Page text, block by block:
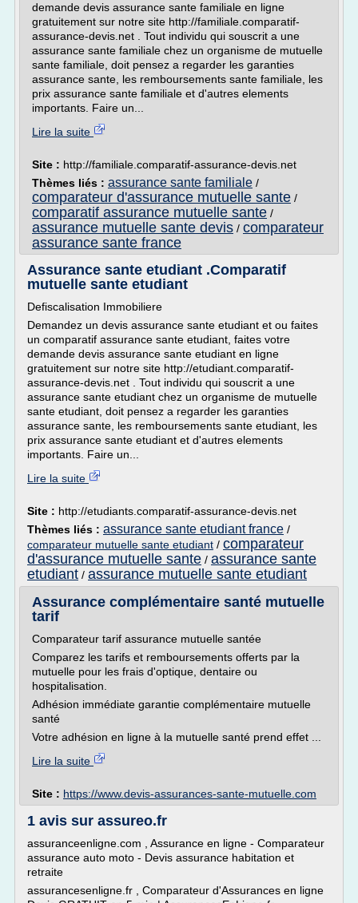
demande devis assurance sante familiale en ligne
gratuitement sur notre site http://familiale.comparatif-
assurance-devis.net . Tout individu qui souscrit a une
assurance sante familiale chez un organisme de mutuelle
sante familiale, doit pensez a regarder les garanties
assurance sante, les remboursements sante familiale, les
prix assurance sante familiale et d'autres elements
importants. Faire un...
Lire la suite
Site : http://familiale.comparatif-assurance-devis.net
Thèmes liés : assurance sante familiale /
comparateur d'assurance mutuelle sante /
comparatif assurance mutuelle sante /
assurance mutuelle sante devis / comparateur
assurance sante france
Assurance sante etudiant .Comparatif
mutuelle sante etudiant
Defiscalisation Immobiliere
Demandez un devis assurance sante etudiant et ou faites
un comparatif assurance sante etudiant, faites votre
demande devis assurance sante etudiant en ligne
gratuitement sur notre site http://etudiant.comparatif-
assurance-devis.net . Tout individu qui souscrit a une
assurance sante etudiant chez un organisme de mutuelle
sante etudiant, doit pensez a regarder les garanties
assurance sante, les remboursements sante etudiant, les
prix assurance sante etudiant et d'autres elements
importants. Faire un...
Lire la suite
Site : http://etudiants.comparatif-assurance-devis.net
Thèmes liés : assurance sante etudiant france /
comparateur mutuelle sante etudiant / comparateur
d'assurance mutuelle sante / assurance sante
etudiant / assurance mutuelle sante etudiant
Assurance complémentaire santé mutuelle
tarif
Comparateur tarif assurance mutuelle santée
Comparez les tarifs et remboursements offerts par la
mutuelle pour les frais d'optique, dentaire ou
hospitalisation.
Adhésion immédiate garantie complémentaire mutuelle
santé
Votre adhésion en ligne à la mutuelle santé prend effet ...
Lire la suite
Site : https://www.devis-assurances-sante-mutuelle.com
1 avis sur assureo.fr
assuranceenligne.com , Assurance en ligne - Comparateur
assurance auto moto - Devis assurance habitation et
retraite
assurancesenligne.fr , Comparateur d'Assurances en ligne